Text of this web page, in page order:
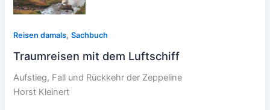
Reisen damals,Sachbuch
Traumreisen mit dem Luftschiff
Aufstieg, Fall und Rückkehr der Zeppeline
Horst Kleinert